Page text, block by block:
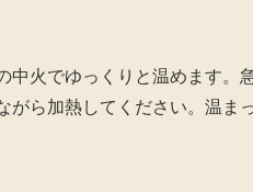
中火でゆっくりと温めます。
がら加熱してください。温ま